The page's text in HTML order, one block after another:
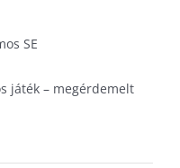
SE
játék – megérdemelt